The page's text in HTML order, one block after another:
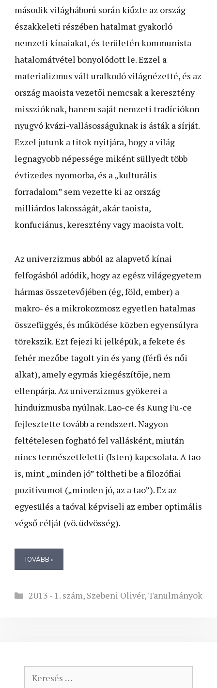
második világháború során kiűzte az ország
északkeleti részében hatalmat gyakorló
nemzeti kínaiakat, és területén kommunista
hatalomátvétel bonyolódott le. Ezzel a
materializmus vált uralkodó világnézetté, és az
ország maoista vezetői nemcsak a keresztény
misszióknak, hanem saját nemzeti tradíciókon
nyugvó kvázi-vallásosságuknak is ásták a sírját.
Ezzel jutunk a titok nyitjára, hogy a világ
legnagyobb népessége miként süllyedt több
évtizedes nyomorba, és a „kulturális
forradalom” sem vezette ki az ország
milliárdos lakosságát, akár taoista,
konfuciánus, keresztény vagy maoista volt.
Az univerzizmus abból az alapvető kínai
felfogásból adódik, hogy az egész világegyetem
hármas összetevőjében (ég, föld, ember) a
makro- és a mikrokozmosz egyetlen hatalmas
összefüggés, és működése közben egyensúlyra
törekszik. Ezt fejezi ki jelképük, a fekete és
fehér mezőbe tagolt yin és yang (férfi és női
alkat), amely egymás kiegészítője, nem
ellenpárja. Az univerzizmus gyökerei a
hinduizmusba nyúlnak. Lao-ce és Kung Fu-ce
fejlesztette tovább a rendszert. Nagyon
feltételesen fogható fel vallásként, miután
nincs természetfeletti (Isten) kapcsolata. A tao
is, mint „minden jó” töltheti be a filozófiai
pozitívumot („minden jó, az a tao”). Ez az
egyesülés a taóval képviseli az ember optimális
végső célját (vö. üdvösség).
TOVÁBB »
Kategória
2013 - 1. szám, Szebeni Olivér,Tanulmányok
Keresés: